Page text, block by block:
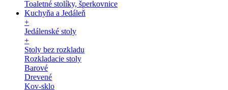
Toaletné stolíky, šperkovnice
Kuchyňa a Jedáleň
+
Jedálenské stoly
+
Stoly bez rozkladu
Rozkladacie stoly
Barové
Drevené
Kov-sklo